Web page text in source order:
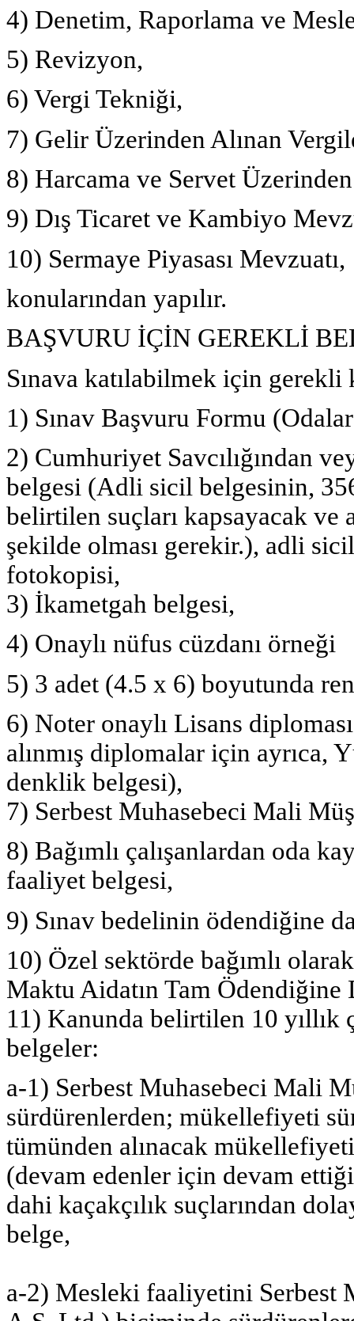
4) Denetim, Raporlama ve
5) Revizyon,
6) Vergi Tekniği,
7) Gelir Üzerinden Alınan
8) Harcama ve Servet
9) Dış Ticaret ve Kambiyo
10) Sermaye Piyasası Mevzuatı,
konularından yapılır.
BAŞVURU İÇİN GEREKLİ
Sınava katılabilmek için gerekli
1) Sınav Başvuru Formu
2) Cumhuriyet Savcılığından
belgesi (Adli sicil belgesinin,
belirtilen suçları kapsayacak
şekilde olması gerekir.), adli
fotokopisi,
3) İkametgah belgesi,
4) Onaylı nüfus cüzdanı örneği
5) 3 adet (4.5 x 6) boyutunda
6) Noter onaylı Lisans
alınmış diplomalar için ayrıca,
denklik belgesi),
7) Serbest Muhasebeci Mali
8) Bağımlı çalışanlardan oda
faaliyet belgesi,
9) Sınav bedelinin ödendiğine
10) Özel sektörde bağımlı
Maktu Aidatın Tam Ödendiğine
11) Kanunda belirtilen 10 yıllık
belgeler:
a-1) Serbest Muhasebeci Mali
sürdürenlerden; mükellefiyeti
tümünden alınacak
(devam edenler için devam
dahi kaçakçılık suçlarından
belge,
a-2) Mesleki faaliyetini Serbest